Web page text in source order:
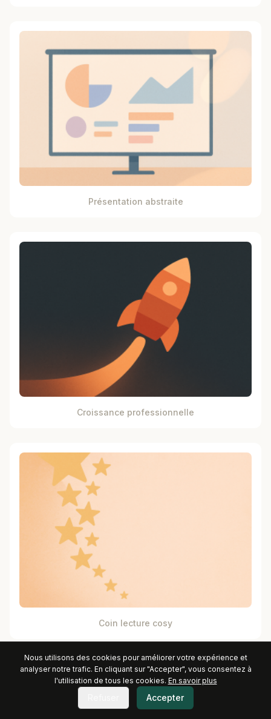
Présentation abstraite
Croissance professionnelle
Coin lecture cosy
Nous utilisons des cookies pour améliorer votre expérience et
analyser notre trafic. En cliquant sur "Accepter", vous consentez à
l'utilisation de tous les cookies. En savoir plus
Accepter